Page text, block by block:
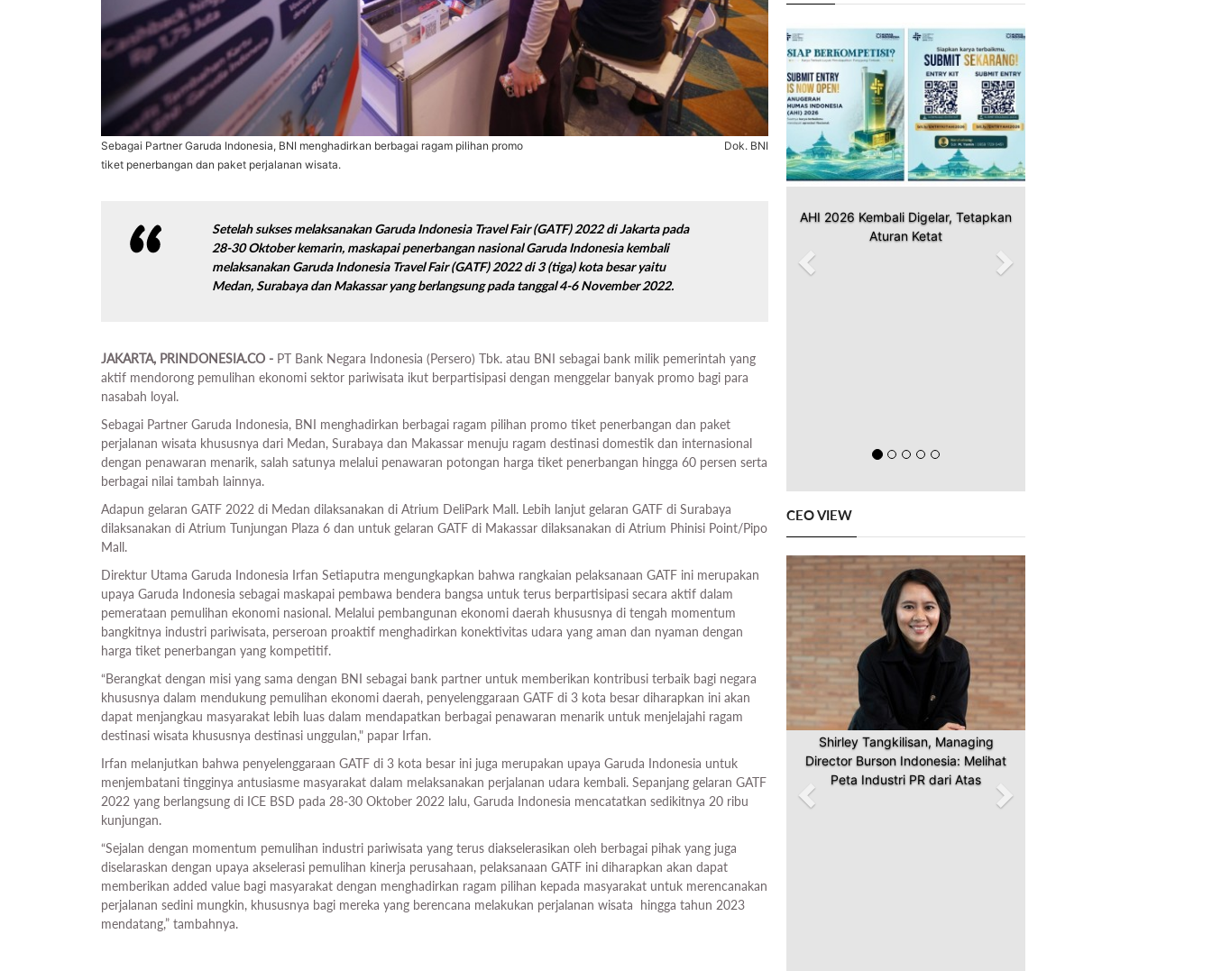
Sebagai Partner Garuda Indonesia, BNI menghadirkan berbagai ragam pilihan promo
tiket penerbangan dan paket perjalanan wisata.
Dok. BNI
Setelah sukses melaksanakan Garuda Indonesia Travel Fair (GATF) 2022 di Jakarta pada
28-30 Oktober kemarin, maskapai penerbangan nasional Garuda Indonesia kembali
melaksanakan Garuda Indonesia Travel Fair (GATF) 2022 di 3 (tiga) kota besar yaitu
Medan, Surabaya dan Makassar yang berlangsung pada tanggal 4-6 November 2022.
JAKARTA, PRINDONESIA.CO - PT Bank Negara Indonesia (Persero) Tbk. atau BNI sebagai bank milik pemerintah yang
aktif mendorong pemulihan ekonomi sektor pariwisata ikut berpartisipasi dengan menggelar banyak promo bagi para
nasabah loyal.
Sebagai Partner Garuda Indonesia, BNI menghadirkan berbagai ragam pilihan promo tiket penerbangan dan paket
perjalanan wisata khususnya dari Medan, Surabaya dan Makassar menuju ragam destinasi domestik dan internasional
dengan penawaran menarik, salah satunya melalui penawaran potongan harga tiket penerbangan hingga 60 persen serta
berbagai nilai tambah lainnya.
Adapun gelaran GATF 2022 di Medan dilaksanakan di Atrium DeliPark Mall. Lebih lanjut gelaran GATF di Surabaya
dilaksanakan di Atrium Tunjungan Plaza 6 dan untuk gelaran GATF di Makassar dilaksanakan di Atrium Phinisi Point/Pipo
Mall.
Direktur Utama Garuda Indonesia Irfan Setiaputra mengungkapkan bahwa rangkaian pelaksanaan GATF ini merupakan
upaya Garuda Indonesia sebagai maskapai pembawa bendera bangsa untuk terus berpartisipasi secara aktif dalam
pemerataan pemulihan ekonomi nasional. Melalui pembangunan ekonomi daerah khususnya di tengah momentum
bangkitnya industri pariwisata, perseroan proaktif menghadirkan konektivitas udara yang aman dan nyaman dengan
harga tiket penerbangan yang kompetitif.
“Berangkat dengan misi yang sama dengan BNI sebagai bank partner untuk memberikan kontribusi terbaik bagi negara
khususnya dalam mendukung pemulihan ekonomi daerah, penyelenggaraan GATF di 3 kota besar diharapkan ini akan
dapat menjangkau masyarakat lebih luas dalam mendapatkan berbagai penawaran menarik untuk menjelajahi ragam
destinasi wisata khususnya destinasi unggulan," papar Irfan.
Irfan melanjutkan bahwa penyelenggaraan GATF di 3 kota besar ini juga merupakan upaya Garuda Indonesia untuk
menjembatani tingginya antusiasme masyarakat dalam melaksanakan perjalanan udara kembali. Sepanjang gelaran GATF
2022 yang berlangsung di ICE BSD pada 28-30 Oktober 2022 lalu, Garuda Indonesia mencatatkan sedikitnya 20 ribu
kunjungan.
“Sejalan dengan momentum pemulihan industri pariwisata yang terus diakselerasikan oleh berbagai pihak yang juga
diselaraskan dengan upaya akselerasi pemulihan kinerja perusahaan, pelaksanaan GATF ini diharapkan akan dapat
memberikan added value bagi masyarakat dengan menghadirkan ragam pilihan kepada masyarakat untuk merencanakan
perjalanan sedini mungkin, khususnya bagi mereka yang berencana melakukan perjalanan wisata hingga tahun 2023
mendatang,” tambahnya.
AHI 2026 Kembali Digelar, Tetapkan
Aturan Ketat
Previous Next
CEO VIEW
Shirley Tangkilisan, Managing
Director Burson Indonesia: Melihat
Peta Industri PR dari Atas
Previous Next